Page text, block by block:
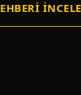
İNCELE